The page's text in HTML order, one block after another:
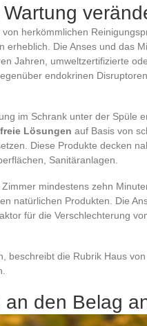
herkömmlichen
erheblich. Die Anses und das
Jahren, umweltzertifizierte
endokrinen
im Schrank unter der Spüle
Lösungen auf Basis von
Diese Produkte decken
Sanitäranlagen.
mindestens zehn
natürlichen Produkten. Die
für die Verschlechterung
beschreibt die Rubrik Haus
den Belag